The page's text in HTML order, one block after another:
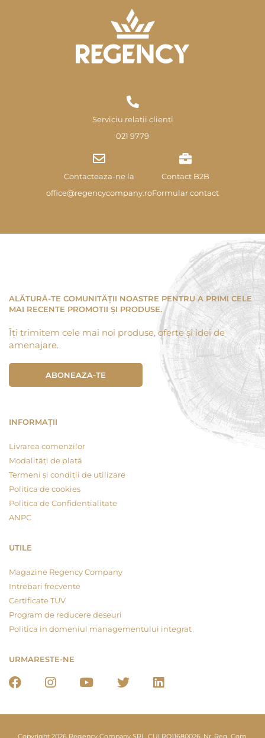
Serviciu relatii clienti
021 9779
Contacteaza-ne la
office@regencycompany.ro
Contact B2B
Formular contact
ALĂTURĂ-TE COMUNITĂȚII NOASTRE PENTRU A PRIMI CELE
MAI RECENTE PROMOTII ȘI PRODUSE.
Îți trimitem cele mai noi produse, oferte și idei de
amenajare.
ABONEAZA-TE
INFORMAȚII
Livrarea comenzilor
Modalități de plată
Termeni și condiții de utilizare
Politica de cookies
Politica de Confidențialitate
ANPC
UTILE
Magazine Regency Company
Intrebari frecvente
Certificate TUV
Program de reducere deseuri
Politica in domeniul managementului integrat
URMARESTE-NE